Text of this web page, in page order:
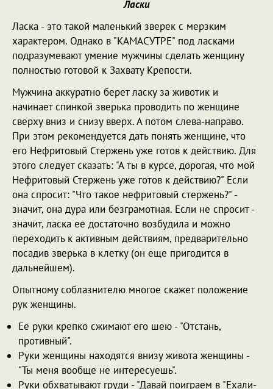
Ласки
Ласка - это такой маленький зверек с мерзким
характером. Однако в "КАМАСУТРЕ" под ласками
подразумевают умение мужчины сделать женщину
полностью готовой к Захвату Крепости.
Мужчина аккуратно берет ласку за животик и
начинает спинкой зверька проводить по женщине
сверху вниз и снизу вверх. А потом слева-направо.
При этом рекомендуется дать понять женщине, что
его Нефритовый Стержень уже готов к действию. Для
этого следует сказать: "А ты в курсе, дорогая, что мой
Нефритовый Стержень уже готов к действию?" Если
она спросит: "Что такое нефритовый стержень?" -
значит, она дура или безграмотная. Если не спросит -
значит, ласка ее достаточно возбудила и можно
переходить к активным действиям, предварительно
посадив зверька в клетку (он еще пригодится в
дальнейшем).
Опытному соблазнителю многое скажет положение
рук женщины.
Ее руки крепко сжимают его шею - "Отстань,
противный".
Руки женщины находятся внизу живота женщины -
"Ты меня вообще не интересуешь".
Руки обхватывают груди - "Давай поиграем в "Ехали-